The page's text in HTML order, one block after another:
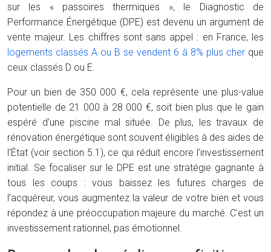
sur les « passoires thermiques », le Diagnostic de
Performance Énergétique (DPE) est devenu un argument de
vente majeur. Les chiffres sont sans appel : en France, les
logements classés A ou B se vendent 6 à 8% plus cher que
ceux classés D ou E.
Pour un bien de 350 000 €, cela représente une plus-value
potentielle de 21 000 à 28 000 €, soit bien plus que le gain
espéré d’une piscine mal située. De plus, les travaux de
rénovation énergétique sont souvent éligibles à des aides de
l’État (voir section 5.1), ce qui réduit encore l’investissement
initial. Se focaliser sur le DPE est une stratégie gagnante à
tous les coups : vous baissez les futures charges de
l’acquéreur, vous augmentez la valeur de votre bien et vous
répondez à une préoccupation majeure du marché. C’est un
investissement rationnel, pas émotionnel.